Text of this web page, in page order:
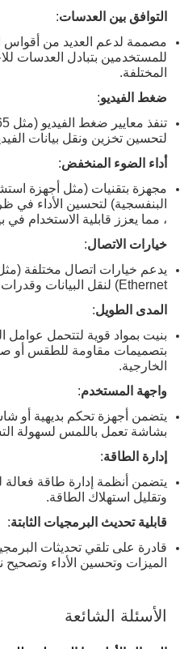
التوافق بين العدسات:
مصممة لدعم العديد من أقواس
للمستخدمين بتبادل العدسات
المختلفة.
ضغط الفيديو:
لتحسين تخزين ونقل بيانات
أداء الضوء المنخفض :
مجهزة بتقنيات (مثل أجهزة
البنفسجية) لتحسين الأداء في
، مما يعزز قابلية الاستخدام في
خيارات الاتصال :
Ethernet) لنقل البيانات وقدرات البث المباشر.
المدى الطويل :
بنيت بمواد قوية لتتحمل عوامل
بتصميمات مقاومة للطقس أو
الخارجية.
واجهة المستخدم:
يتضمن أجهزة تحكم بديهية أو
بشاشة تعمل باللمس لسهولة
إدارة الطاقة:
يتضمن أنظمة إدارة طاقة فعالة
وتقليل استهلاك الطاقة.
قابلية تحديث البرمجيات الثابتة:
قادرة على تلقي تحديثات
الميزات وتحسين الأداء وتصحيح
الأسئلة الشائعة